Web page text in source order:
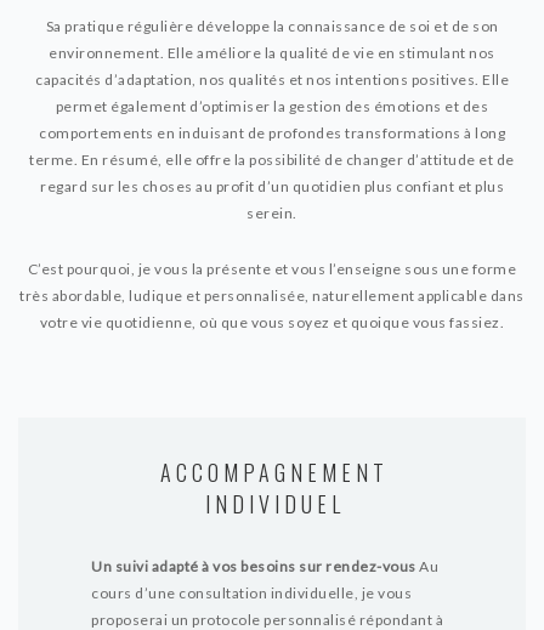
Sa pratique régulière développe la connaissance de soi et de son
environnement. Elle améliore la qualité de vie en stimulant nos
capacités d’adaptation, nos qualités et nos intentions positives. Elle
permet également d’optimiser la gestion des émotions et des
comportements en induisant de profondes transformations à long
terme. En résumé, elle offre la possibilité de changer d’attitude et de
regard sur les choses au profit d’un quotidien plus confiant et plus
serein.
C’est pourquoi, je vous la présente et vous l’enseigne sous une forme
très abordable, ludique et personnalisée, naturellement applicable dans
votre vie quotidienne, où que vous soyez et quoique vous fassiez.
ACCOMPAGNEMENT
INDIVIDUEL
Un suivi adapté à vos besoins sur rendez-vous Au
cours d’une consultation individuelle, je vous
proposerai un protocole personnalisé répondant à